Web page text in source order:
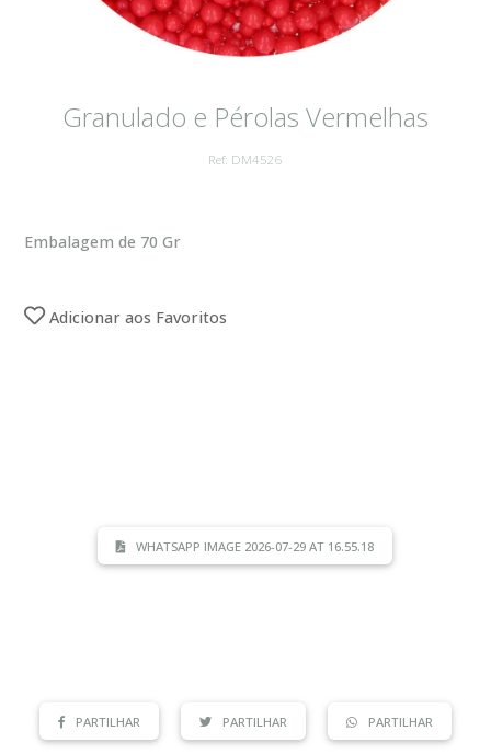
Granulado e Pérolas Vermelhas
Ref: DM4526
Embalagem de 70 Gr
Adicionar aos Favoritos
WHATSAPP IMAGE 2026-07-29 AT 16.55.18
PARTILHAR PARTILHAR PARTILHAR